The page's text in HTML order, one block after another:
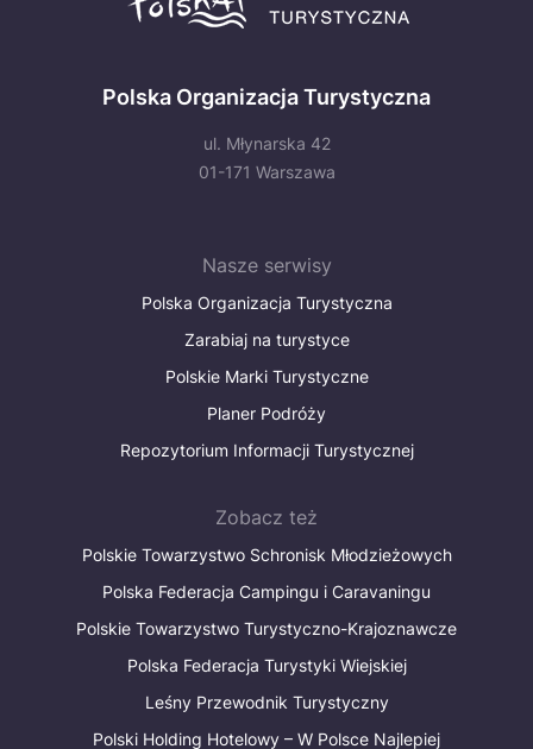
Polska Organizacja Turystyczna
ul. Młynarska 42
01-171 Warszawa
Nasze serwisy
Polska Organizacja Turystyczna
Zarabiaj na turystyce
Polskie Marki Turystyczne
Planer Podróży
Repozytorium Informacji Turystycznej
Zobacz też
Polskie Towarzystwo Schronisk Młodzieżowych
Polska Federacja Campingu i Caravaningu
Polskie Towarzystwo Turystyczno-Krajoznawcze
Polska Federacja Turystyki Wiejskiej
Leśny Przewodnik Turystyczny
Polski Holding Hotelowy – W Polsce Najlepiej